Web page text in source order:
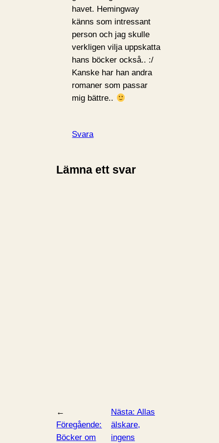
havet. Hemingway
känns som intressant
person och jag skulle
verkligen vilja uppskatta
hans böcker också.. :/
Kanske har han andra
romaner som passar
mig bättre..
Svara
Lämna ett svar
←
Föregående:
Böcker om
Nästa:Allas
älskare,
ingens